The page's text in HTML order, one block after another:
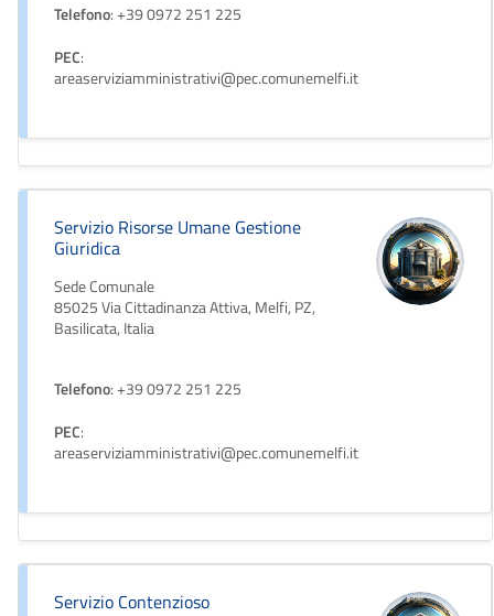
Telefono: +39 0972 251 225
PEC:
areaserviziamministrativi@pec.comunemelfi.it
Servizio Risorse Umane Gestione
Giuridica
Sede Comunale
85025 Via Cittadinanza Attiva, Melfi, PZ,
Basilicata, Italia
Telefono: +39 0972 251 225
PEC:
areaserviziamministrativi@pec.comunemelfi.it
Servizio Contenzioso